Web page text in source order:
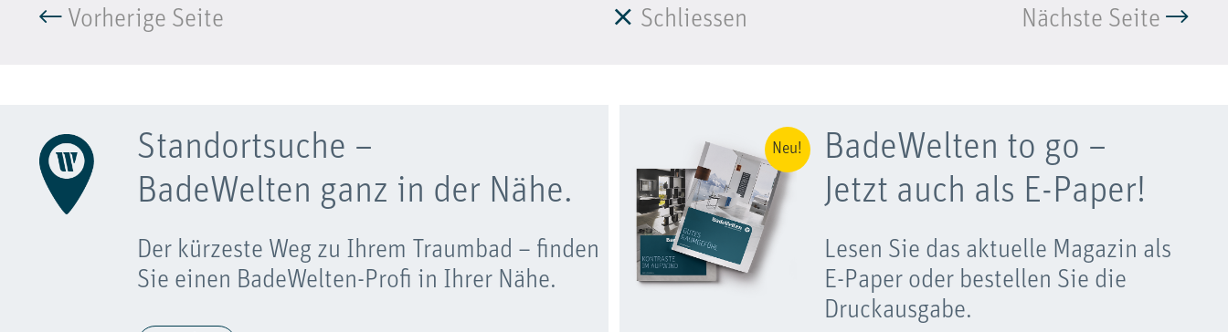
Vorherige Seite Schliessen Nächste Seite
Standortsuche –
BadeWelten ganz in der Nähe.
Der kürzeste Weg zu Ihrem Traumbad – finden
Sie einen BadeWelten-Profi in Ihrer Nähe.
Neu!
BadeWelten to go –
Jetzt auch als E-Paper!
Lesen Sie das aktuelle Magazin als
E-Paper oder bestellen Sie die
Druckausgabe.